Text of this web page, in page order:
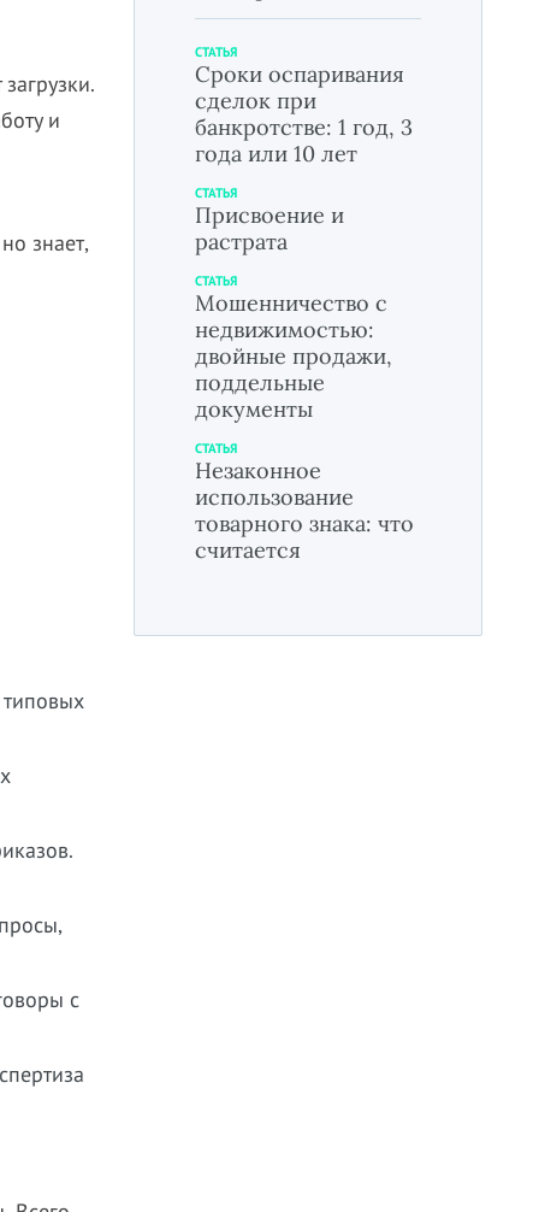
и
знает,
с
СТАТЬЯ
Сроки оспаривания
сделок при
банкротстве: 1 год, 3
года или 10 лет
СТАТЬЯ
Присвоение и
растрата
СТАТЬЯ
Мошенничество с
недвижимостью:
двойные продажи,
поддельные
документы
СТАТЬЯ
Незаконное
использование
товарного знака: что
считается